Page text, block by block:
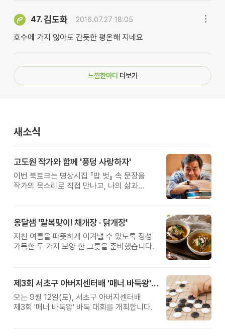
47.김도화 2016.07.27 18:05
호수에 가지 않아도 간듯한 평온해 지네요
느낌한마디 더보기
새소식
고도원 작가와 함께 '풍덩 사랑하자'
이번 북토크는 명상시집 『밥 벗』 속 문장을
작가의 목소리로 직접 만나고, 나의 삶과
옹달샘 '말복맞이! 채개장 · 닭개장'
지친 여름을 따뜻하게 이겨낼 수 있도록 정성
가득한 두 가지 보양 한 그릇을 준비했습니다.
제3회 서초구 아버지센터배 '매너 바둑왕' 대회
오는 9월 12일(토), 서초구 아버지센터배
제3회 '매너 바둑왕' 바둑 대회를 개최합니다.